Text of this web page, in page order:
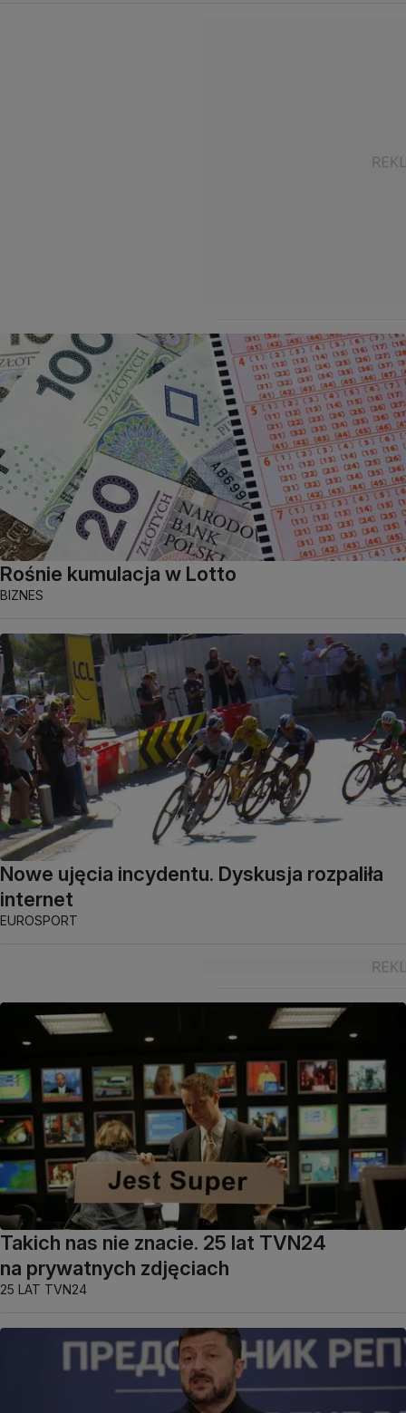
Rośnie kumulacja w Lotto
BIZNES
Nowe ujęcia incydentu. Dyskusja rozpaliła
internet
EUROSPORT
Takich nas nie znacie. 25 lat TVN24
na prywatnych zdjęciach
25 LAT TVN24